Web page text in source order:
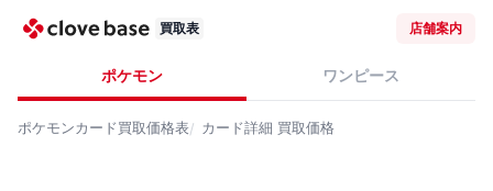
買取表 店舗案内
ポケモン ワンピース
ポケモンカード買取価格表 カード詳細 買取価格